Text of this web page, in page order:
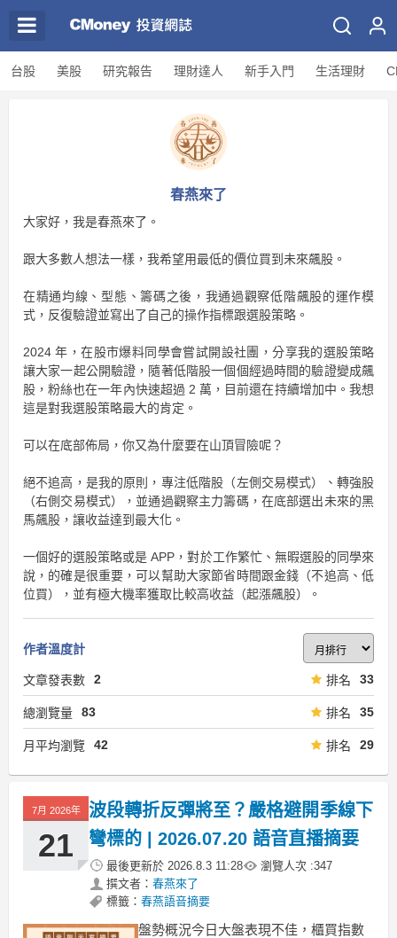
台股 美股 研究報告 理財達人 新手入門 生活理財
春燕來了
大家好，我是春燕來了。
跟大多數人想法一樣，我希望用最低的價位買到未來飆股。
在精通均線、型態、籌碼之後，我通過觀察低階飆股的運作模
式，反復驗證並寫出了自己的操作指標跟選股策略。
2024 年，在股市爆料同學會嘗試開設社團，分享我的選股策略
讓大家一起公開驗證，隨著低階股一個個經過時間的驗證變成飆
股，粉絲也在一年內快速超過 2 萬，目前還在持續增加中。我想
這是對我選股策略最大的肯定。
可以在底部佈局，你又為什麼要在山頂冒險呢？
絕不追高，是我的原則，專注低階股（左側交易模式）、轉強股
（右側交易模式），並通過觀察主力籌碼，在底部選出未來的黑
馬飆股，讓收益達到最大化。
一個好的選股策略或是 APP，對於工作繁忙、無暇選股的同學來
說，的確是很重要，可以幫助大家節省時間跟金錢（不追高、低
位買），並有極大機率獲取比較高收益（起漲飆股）。
作者溫度計
文章發表數 2 排名 33
總瀏覽量 83 排名 35
月平均瀏覽 42 排名 29
7月 2026年
21
波段轉折反彈將至？嚴格避開季線下
彎標的 | 2026.07.20 語音直播摘要
最後更新於 2026.8.3 11:28 瀏覽人次 :347
撰文者： 春燕來了
標籤： 春燕語音摘要
盤勢概況今日大盤表現不佳，櫃買指數